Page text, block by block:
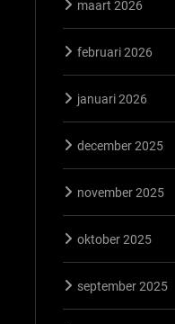
maart 2026
februari 2026
januari 2026
december 2025
november 2025
oktober 2025
september 2025